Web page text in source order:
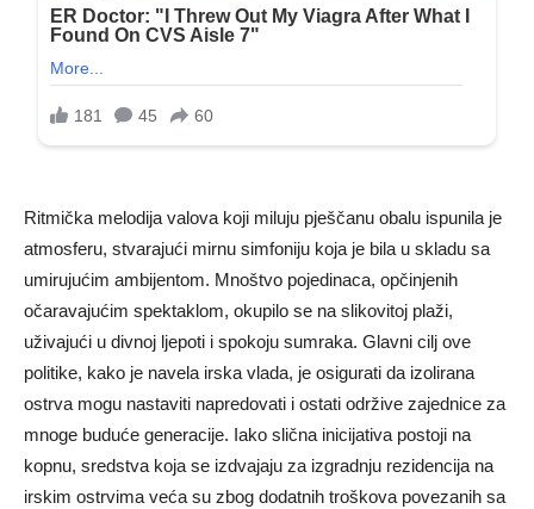
Ritmička melodija valova koji miluju pješčanu obalu ispunila je
atmosferu, stvarajući mirnu simfoniju koja je bila u skladu sa
umirujućim ambijentom. Mnoštvo pojedinaca, opčinjenih
očaravajućim spektaklom, okupilo se na slikovitoj plaži,
uživajući u divnoj ljepoti i spokoju sumraka. Glavni cilj ove
politike, kako je navela irska vlada, je osigurati da izolirana
ostrva mogu nastaviti napredovati i ostati održive zajednice za
mnoge buduće generacije. Iako slična inicijativa postoji na
kopnu, sredstva koja se izdvajaju za izgradnju rezidencija na
irskim ostrvima veća su zbog dodatnih troškova povezanih sa